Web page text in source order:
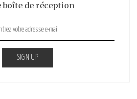
boîte de réception
SIGN UP